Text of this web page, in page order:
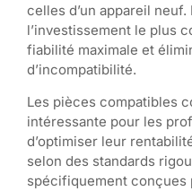
celles d’un appareil
l’investissement le plus
fiabilité maximale et
d’incompatibilité.
Les pièces compatibles
intéressante pour les
d’optimiser leur
selon des standards
spécifiquement conçues